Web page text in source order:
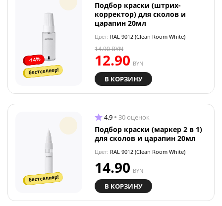
-14%
бестселлер!
Подбор краски (штрих-
корректор) для сколов и
царапин 20мл
Цвет: RAL 9012 (Clean Room White)
12.90 BYN
14.90BYN
В КОРЗИНУ
бестселлер!
4.9 30 оценок
Подбор краски (маркер 2 в 1)
для сколов и царапин 20мл
Цвет: RAL 9012 (Clean Room White)
14.90 BYN
В КОРЗИНУ